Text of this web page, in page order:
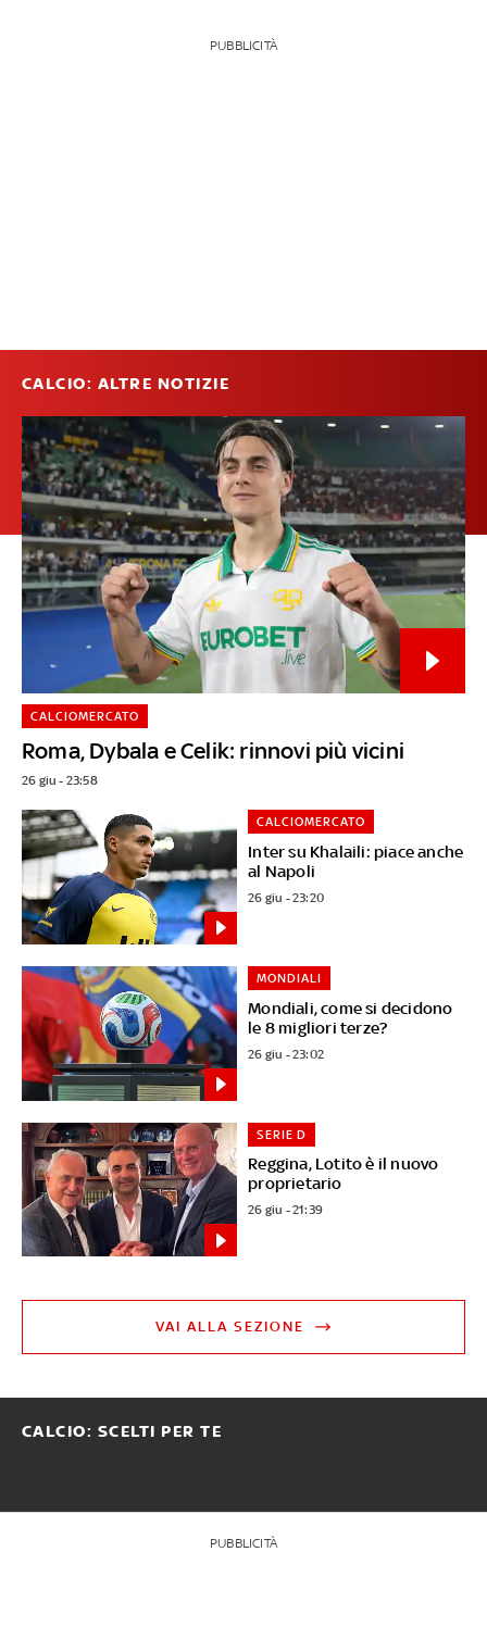
PUBBLICITÀ
CALCIO: ALTRE NOTIZIE
Roma, Dybala e Celik: rinnovi più vicini
CALCIOMERCATO
26 giu - 23:58
Inter su Khalaili: piace anche
al Napoli
CALCIOMERCATO
26 giu - 23:20
Mondiali, come si decidono
le 8 migliori terze?
MONDIALI
26 giu - 23:02
Reggina, Lotito è il nuovo
proprietario
SERIE D
26 giu - 21:39
VAI ALLA SEZIONE
CALCIO: SCELTI PER TE
PUBBLICITÀ